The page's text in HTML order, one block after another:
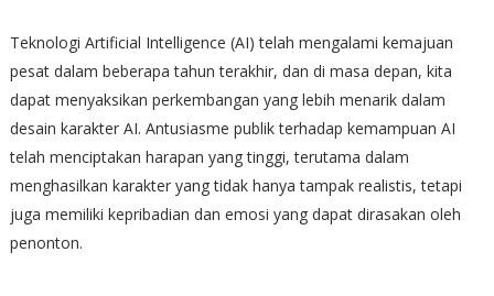
Teknologi Artificial Intelligence (AI) telah mengalami kemajuan
pesat dalam beberapa tahun terakhir, dan di masa depan, kita
dapat menyaksikan perkembangan yang lebih menarik dalam
desain karakter AI. Antusiasme publik terhadap kemampuan AI
telah menciptakan harapan yang tinggi, terutama dalam
menghasilkan karakter yang tidak hanya tampak realistis, tetapi
juga memiliki kepribadian dan emosi yang dapat dirasakan oleh
penonton.